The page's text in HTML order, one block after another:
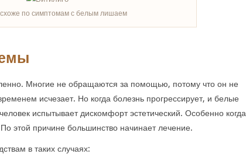
схоже по симптомам с белым лишаем
Многие не обращаются за помощью, потому что он не
исчезает. Но когда болезнь прогрессирует, и белые
испытывает дискомфорт эстетический. Особенно когда
этой причине большинство начинает лечение.
в таких случаях: